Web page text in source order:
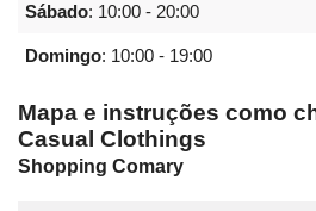
Sábado: 10:00 - 20:00
Domingo: 10:00 - 19:00
Mapa e instruções como
Casual Clothings
Shopping Comary